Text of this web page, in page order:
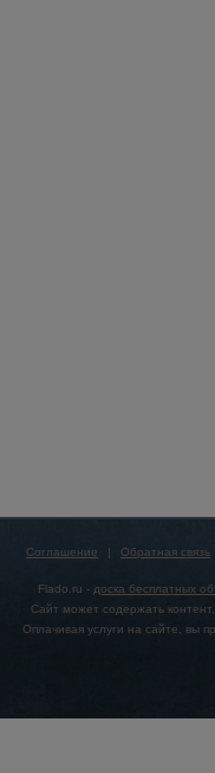
Соглашение | Обратная связь
Flado.ru - доска бесплатных
Сайт может содержать
Оплачивая услуги на сайте, вы